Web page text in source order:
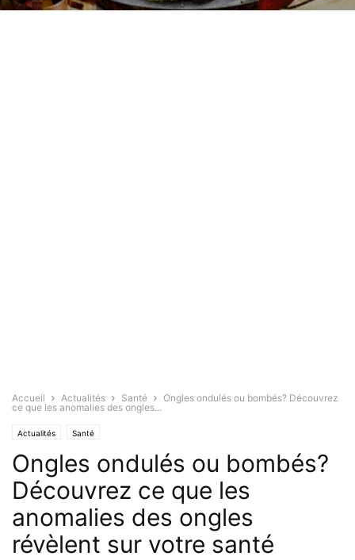
Accueil Actualités Santé
Ongles ondulés ou bombés? Découvrez
ce que les anomalies des ongles...
Actualités Santé
Ongles ondulés ou bombés?
Découvrez ce que les
anomalies des ongles
révèlent sur votre santé